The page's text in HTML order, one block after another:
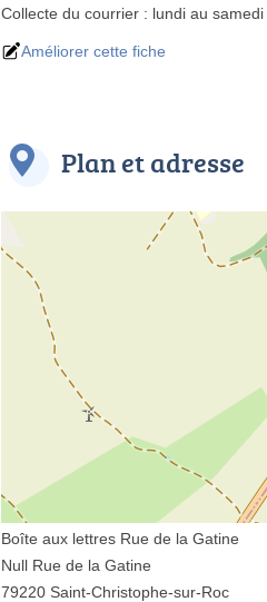
Collecte du courrier : lundi au
Améliorer cette fiche
Plan et adresse
Boîte aux lettres Rue de la Gatine
Null Rue de la Gatine
79220 Saint-Christophe-sur-Roc